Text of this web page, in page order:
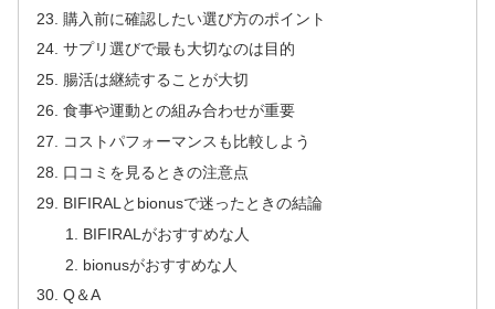
購入前に確認したい選び方のポイント
サプリ選びで最も大切なのは目的
腸活は継続することが大切
食事や運動との組み合わせが重要
コストパフォーマンスも比較しよう
口コミを見るときの注意点
BIFIRALとbionusで迷ったときの結論
BIFIRALがおすすめな人
bionusがおすすめな人
Q＆A